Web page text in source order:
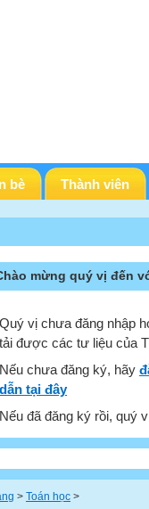
bè Thành viên
mừng quý vị đến
Quý vị chưa đăng nhập
tải được các tư liệu của
Nếu chưa đăng ký, hãy
dẫn tại đây
Nếu đã đăng ký rồi, quý
> Toán học >